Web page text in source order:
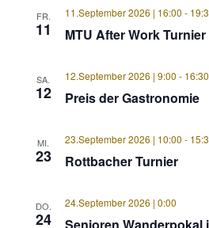
FR.
11 MTU After Work Turnier
11.September 2026 | 16:00 -
SA.
12 Preis der Gastronomie
12.September 2026 | 9:00 - 16:30
MI.
23 Rottbacher Turnier
23.September 2026 | 10:00 -
DO.
24
24.September 2026 | 0:00